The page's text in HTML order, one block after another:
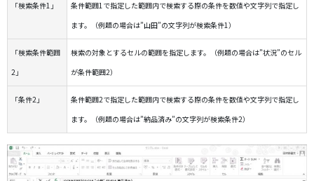
「検索条件1」
条件範囲1で指定した範囲内で検索する際の条件を数値や文字列で指定し
ます。（例題の場合は”山田”の文字列が検索条件1）
「検索条件範囲
2」
検索の対象とするセルの範囲を指定します。（例題の場合は”状況”のセル
が条件範囲2）
「条件2」
条件範囲2で指定した範囲内で検索する際の条件を数値や文字列で指定し
ます。（例題の場合は”納品済み”の文字列が検索条件2）